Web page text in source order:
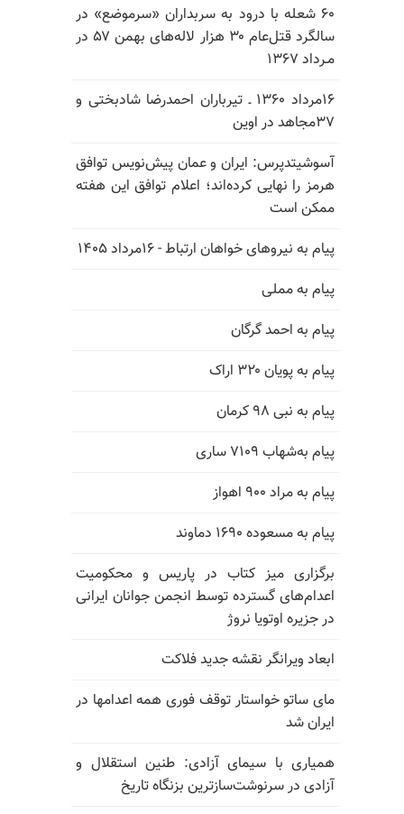
۶۰ شعله با درود به سربداران «سرموضع» در
سالگرد قتل‌عام ۳۰ هزار لاله‌های بهمن ۵۷ در
مـرداد ۱۳۶۷
۱۶مرداد ۱۳۶۰ ـ تیرباران احمدرضا شادبختی و
۳۷مجاهد در اوین
آسوشیتدپرس: ایران و عمان پیش‌نویس توافق
هرمز را نهایی کرده‌اند؛ اعلام توافق این هفته
ممکن است
پیام به نیروهای خواهان ارتباط - ۱۶مرداد ۱۴۰۵
پیام به مملی
پیام به احمد گرگان
پیام به پویان ۳۲۰ اراک
پیام به نبی ۹۸ کرمان
پیام به‌شهاب ۷۱۰۹ ساری
پیام به مراد ۹۰۰ اهواز
پیام به مسعوده ۱۶۹۰ دماوند
برگزاری میز کتاب در پاریس و محکومیت
اعدام‌های گسترده توسط انجمن جوانان ایرانی
در جزیره اوتویا نروژ
ابعاد ویرانگر نقشه جدید فلاکت
مای ساتو خواستار توقف فوری همه اعدامها در
ایران شد
همیاری با سیمای آزادی: طنین استقلال و
آزادی در سرنوشت‌سازترین بزنگاه تاریخ